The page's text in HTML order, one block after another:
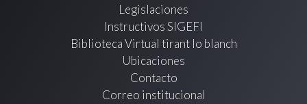
Legislaciones
Instructivos SIGEFI
Biblioteca Virtual tirant lo blanch
Ubicaciones
Contacto
Correo institucional